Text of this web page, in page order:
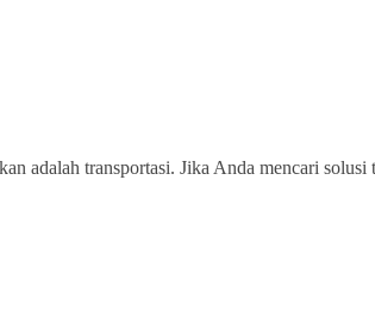
adalah transportasi. Jika Anda mencari solusi